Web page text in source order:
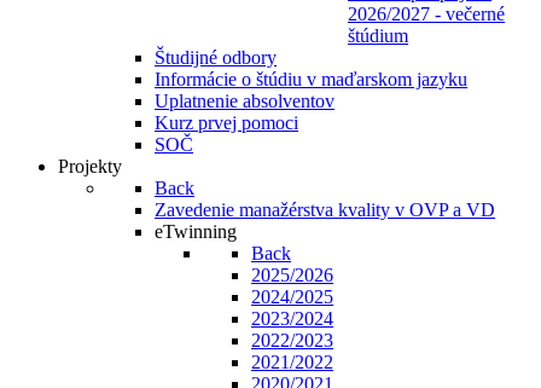
2026/2027 - večerné
štúdium
Študijné odbory
Informácie o štúdiu v maďarskom jazyku
Uplatnenie absolventov
Kurz prvej pomoci
SOČ
Projekty
Back
Zavedenie manažérstva kvality v OVP a VD
eTwinning
Back
2025/2026
2024/2025
2023/2024
2022/2023
2021/2022
2020/2021